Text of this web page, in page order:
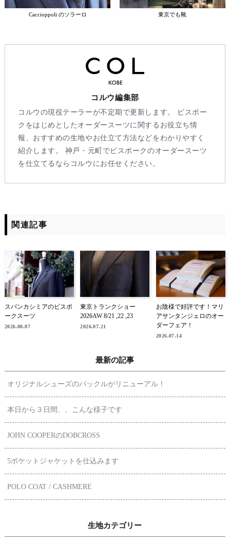
Caccioppoli のソラーロ 東京でも靴
コルウ編集部
コルウの現役テーラーが不定期で更新します。 ビスポー
クをはじめとしたオーダースーツに関するお役立ち情
報、おすすめの生地やお仕立て方法などをわかりやすく
紹介します。 神戸・元町でビスポークのオーダースーツ
を仕立てるならコルウにお任せください。
関連記事
スパンカシミアのビスポ
ークスーツ
2026.08.07
東京トランクショー
2026AW 8/21 ,22 ,23
2026.07.21
お陰様で好評です！マリ
アサンタンジェロのオー
ダーフェア！
2026.07.14
最新の記事
オリジナルシューズのバックルがリニューアル！
本日から３日間、、こんな様子です
JOHN COOPERのDOBCROSS
5ポケットジャケットを仕込みます
POLO COAT / CASHMERE
生地カテゴリー